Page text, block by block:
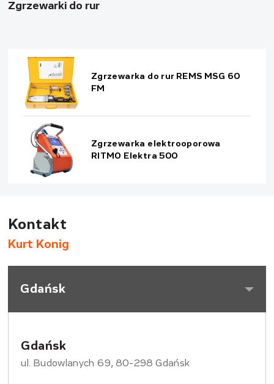
Zgrzewarki do rur
Zgrzewarka do rur REMS MSG 60
FM
Zgrzewarka elektrooporowa
RITMO Elektra 500
Kontakt
Kurt Konig
Gdańsk
Gdańsk
ul. Budowlanych 69, 80-298 Gdańsk